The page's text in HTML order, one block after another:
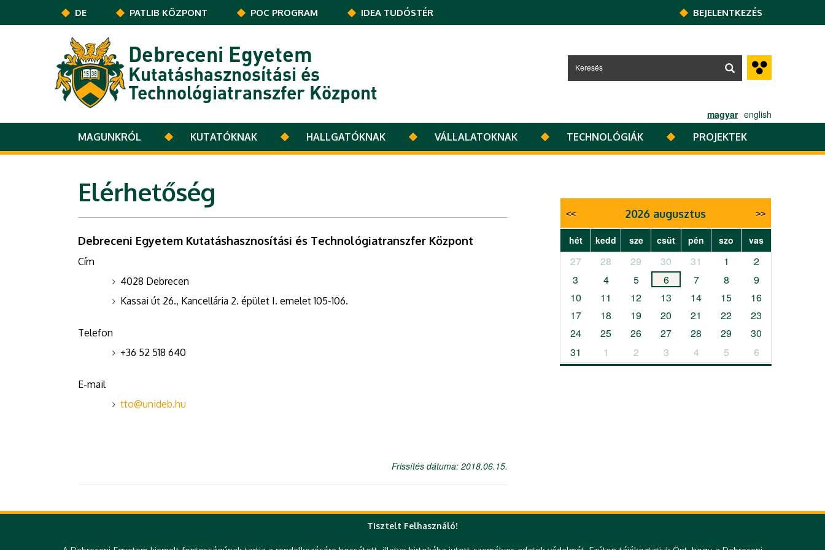
Ugrás a tartalomra
DE PATLIB KÖZPONT POC PROGRAM IDEA TUDÓSTÉR BEJELENTKEZÉS
Debreceni Egyetem
Kutatáshasznosítási és
Technológiatranszfer Központ
magyar english
MAGUNKRÓL
KUTATÓKNAK HALLGATÓKNAK VÁLLALATOKNAK TECHNOLÓGIÁK PROJEKTEK
Elérhetőség
Debreceni Egyetem Kutatáshasznosítási és Technológiatranszfer Központ
Cím
4028 Debrecen
Kassai út 26., Kancellária 2. épület I. emelet 105-106.
Telefon
+36 52 518 640
E-mail
tto@unideb.hu
Frissítés dátuma: 2018.06.15.
2026 augusztus
hét kedd sze csüt pén szo vas
27 28 29 30 31 1
2
3
4 5 6 7 8
9
10
11 12 13 14 15
16
17
18 19 20 21 22
23
24
25 26 27 28 29
30
31
1 2 3 4 5 6
Tisztelt Felhasználó!